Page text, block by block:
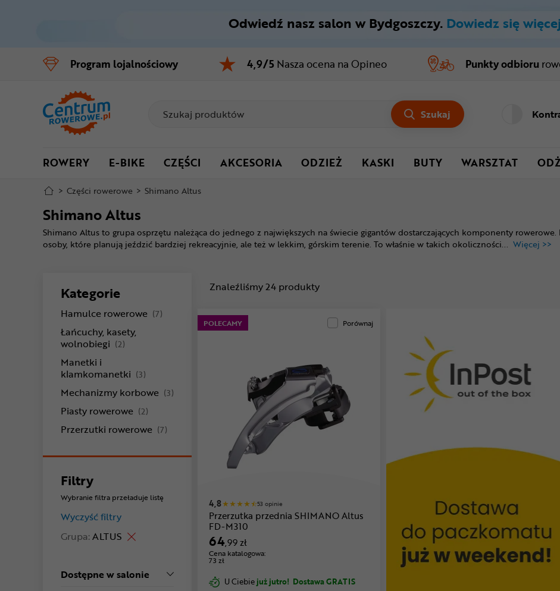
Menu główne
Filtry
Stopka
Odwiedź nasz salon w Bydgoszczy. Dowiedz się więcej
Program lojalnościowy 4,9/5 Nasza ocena na Opineo Punkty odbioru
Szukaj
ROWERY E-BIKE CZĘŚCI AKCESORIA ODZIEŻ KASKI BUTY WARSZTAT
> Części rowerowe > Shimano Altus
Shimano Altus
Shimano Altus to grupa osprzętu należąca do jednego z największych na świecie gigantów dostarczających komponenty rowerowe.
osoby, które planują jeździć bardziej rekreacyjnie, ale też w lekkim, górskim terenie. To właśnie w takich okoliczności... Więcej >>
Kategorie
Hamulce rowerowe (7) produkty
Łańcuchy, kasety,
wolnobiegi (2)
Manetki i
klamkomanetki (3)
Mechanizmy korbowe (3)
Piasty rowerowe (2)
Przerzutki rowerowe (7)
Filtry
Wybranie filtra przeładuje listę
Wyczyść filtry
Grupa: ALTUS
Dostępne w salonie
Znaleźliśmy24 produkty
POLECAMY Porównaj
4,8 53 opinie
Przerzutka przednia SHIMANO Altus
FD-M310
64,99 zł
Cena katalogowa:
73 zł
U Ciebiejuż jutro! Dostawa GRATIS